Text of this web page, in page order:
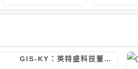
GIS-KY：英特盛科技董事會決議辦理現增1億股，每股10元